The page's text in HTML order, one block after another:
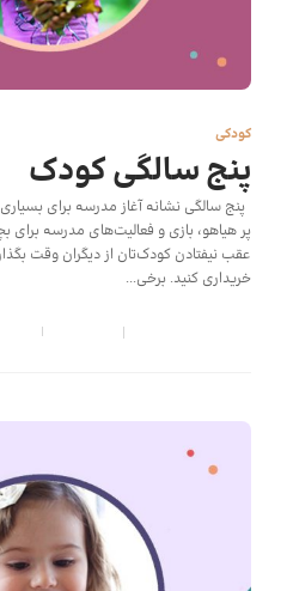
کودکی
پنج سالگی کودک
پنج سالگی نشانه آغاز مدرسه برای
پر هیاهو، بازی و فعالیت‌های مدرسه
عقب نیفتادن کودک‌تان از دیگران وقت
خریداری کنید. برخی...